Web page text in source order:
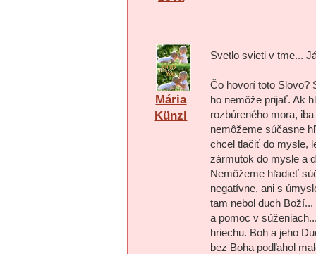
Mária
Künzl
Svetlo svieti v tme...
Čo hovorí toto Slovo?
ho nemôže prijať. Ak
rozbúreného mora,
nemôžeme súčasne
chcel tlačiť do mysle,
zármutok do mysle a
Nemôžeme hľadieť
negatívne, ani s
tam nebol duch
a pomoc v
hriechu. Boh a jeho
bez Boha podľahol